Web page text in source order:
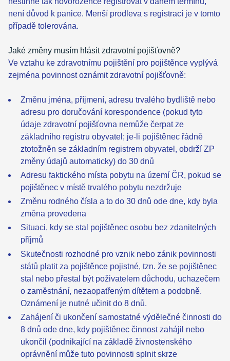
není důvod k panice. Menší prodleva s registrací je v tomto
případě tolerována.
Jaké změny musím hlásit zdravotní pojišťovně?
Ve vztahu ke zdravotnímu pojištění pro pojištěnce vyplývá
zejména povinnost oznámit zdravotní pojišťovně:
Změnu jména, příjmení, adresu trvalého bydliště nebo
adresu pro doručování korespondence (pokud tyto
údaje zdravotní pojišťovna nemůže čerpat ze
základního registru obyvatel; je-li pojištěnec řádně
ztotožněn se základním registrem obyvatel, obdrží ZP
změny údajů automaticky) do 30 dnů
Adresu faktického místa pobytu na území ČR, pokud se
pojištěnec v místě trvalého pobytu nezdržuje
Změnu rodného čísla a to do 30 dnů ode dne, kdy byla
změna provedena
Situaci, kdy se stal pojištěnec osobu bez zdanitelných
příjmů
Skutečnosti rozhodné pro vznik nebo zánik povinnosti
států platit za pojištěnce pojistné, tzn. že se pojištěnec
stal nebo přestal být poživatelem důchodu, uchazečem
o zaměstnání, nezaopatřeným dítětem a podobně.
Oznámení je nutné učinit do 8 dnů.
Zahájení či ukončení samostatné výdělečné činnosti do
8 dnů ode dne, kdy pojištěnec činnost zahájil nebo
ukončil (podnikající na základě živnostenského
oprávnění může tuto povinnosti splnit skrze